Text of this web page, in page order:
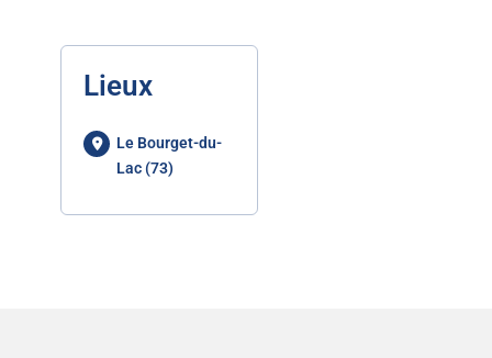
Lieux
Le Bourget-du-
Lac (73)